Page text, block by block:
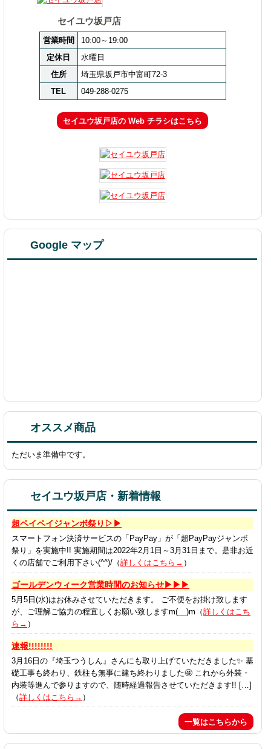
セイユウ坂戸店
営業時間
10:00～19:00
定休日
水曜日
住所
埼玉県坂戸市中富町72-3
TEL
049-288-0275
セイユウ坂戸店の Web チラシはこちら
Google マップ
オススメ商品
ただいま準備中です。
セイユウ坂戸店・新着情報
超ペイペイジャンボ祭り▷▶
スマートフォン決済サービスの「PayPay」が「超PayPayジャンボ
祭り」を実施中!! 実施期間は2022年2月1日～3月31日まで。是非お近
くの店舗でご利用下さい(^^)/（詳しくはこちら→ ）
ゴールデンウィーク営業時間のお知らせ▶▶▶
5月5日(水)はお休みさせていただきます。 ご不便をお掛け致します
が、ご理解ご協力の程宜しくお願い致しますm(__)m（詳しくはこち
ら→ ）
速報!!!!!!!!
3月16日の『埼玉つうしん』さんにも取り上げていただきました✨ 基
礎工事も終わり、鉄柱も無事に建ち終わりました🤩 これから外装・
内装等進んで参りますので、随時経過報告させていただきます!! […]
（詳しくはこちら→ ）
一覧はこちらから